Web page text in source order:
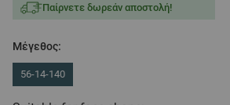
Παίρνετε δωρεάν αποστολή!
Μέγεθος:
56-14-140